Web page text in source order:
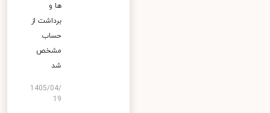
ها و
برداشت از
حساب
مشخص
شد
1405/04/
19